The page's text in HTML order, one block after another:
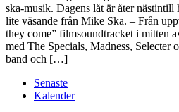
ska-musik. Dagens låt är åter nästintill
lite väsande från Mike Ska. – Från
they come” filmsoundtracket i mitten
med The Specials, Madness, Selecter
band och […]
Senaste
Kalender